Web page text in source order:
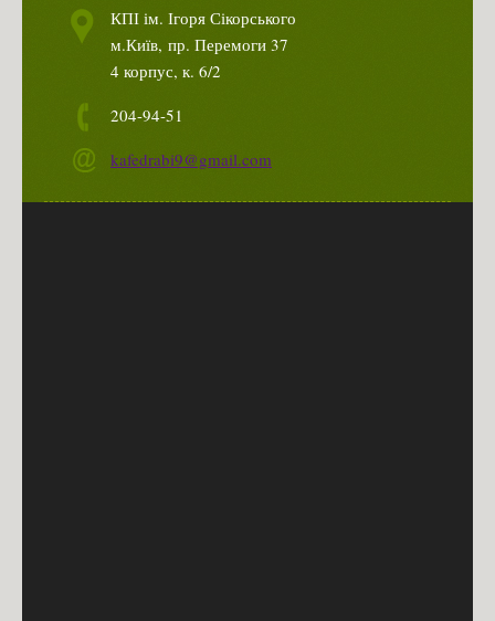
КПІ ім. Ігоря Сікорського
м.Київ, пр. Перемоги 37
4 корпус, к. 6/2
204-94-51
kafedrabi9@gmail.com